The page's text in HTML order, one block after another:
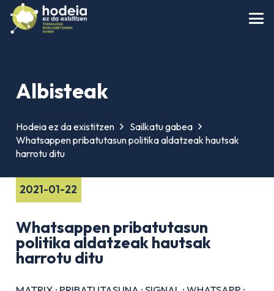
Albisteak
Hodeia ez da existitzen
Sailkatu gabea
Whatsappen pribatutasun politika aldatzeak hautsak
harrotu ditu
2021-01-22
Whatsappen pribatutasun
politika aldatzeak hautsak
harrotu ditu